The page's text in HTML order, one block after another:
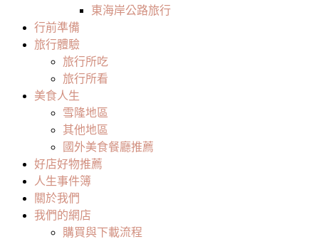
東海岸公路旅行
行前準備
旅行體驗
旅行所吃
旅行所看
美食人生
雪隆地區
其他地區
國外美食餐廳推薦
好店好物推薦
人生事件簿
關於我們
我們的網店
購買與下載流程